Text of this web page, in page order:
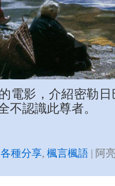
電影，介紹密勒
不認識此尊者。
各種分享, 楓言楓語 | 阿